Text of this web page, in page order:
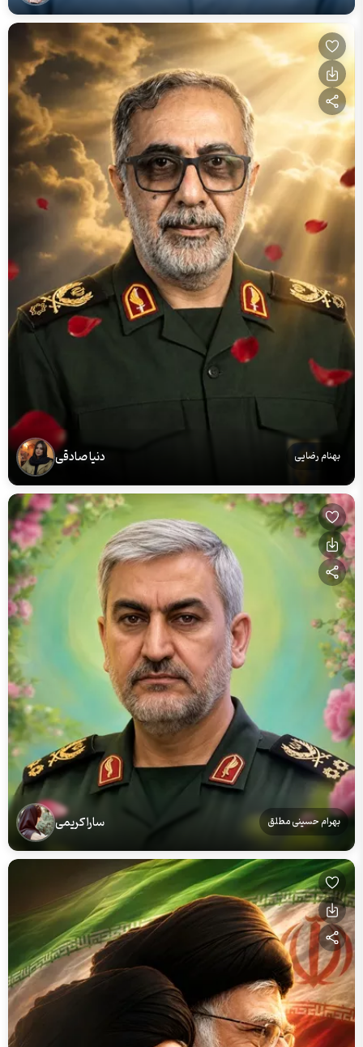
بهنام رضایی دنیا صادقی
بهرام حسینی مطلق سارا کریمی